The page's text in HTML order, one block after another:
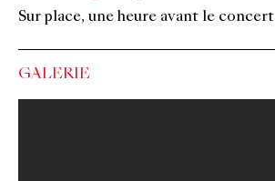
Sur place, une heure avant le concert
GALERIE